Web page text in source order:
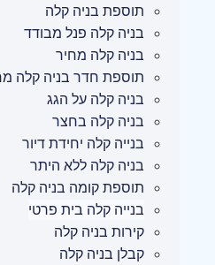
תוספת בניה קלה
בניה קלה פנל מבודד
בניה קלה מחיר
תוספת חדר בניה קלה
בניה קלה על הגג
בניה קלה בחצר
בנייה קלה יחידת דיור
בניה קלה ללא היתר
תוספת קומה בניה קלה
בנייה קלה בית פרטי
קירות בניה קלה
קבלן בניה קלה